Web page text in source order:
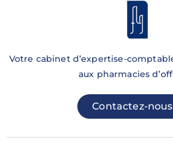
Votre cabinet d’expertise-
aux pharmacies
Contactez-nous